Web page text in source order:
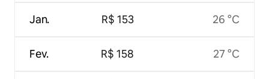
Jan.
Fev.
R$ 153
R$ 158
26 °C
27 °C